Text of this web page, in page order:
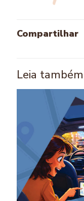
Compartilhar
Leia também